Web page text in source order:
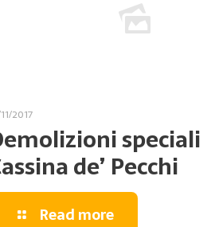
2017
speciali
de’ Pecchi
Read more